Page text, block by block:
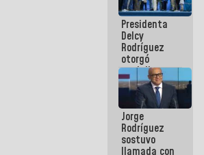
para
abordar
planes de
acción
Presidenta
Delcy
Rodríguez
otorgó
medalla
"Héroe de
Venezuela"
a servidores
públicos
Jorge
Rodríguez
sostuvo
llamada con